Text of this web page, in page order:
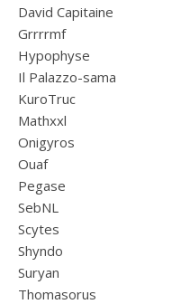
David Capitaine
Grrrrmf
Hypophyse
Il Palazzo-sama
KuroTruc
Mathxxl
Onigyros
Ouaf
Pegase
SebNL
Scytes
Shyndo
Suryan
Thomasorus